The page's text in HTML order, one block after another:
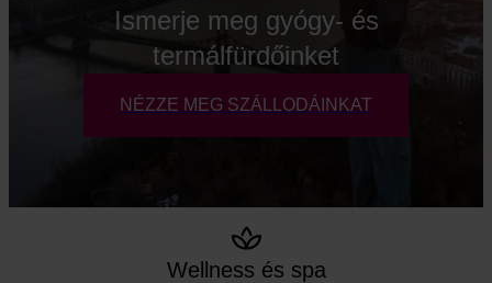
Ismerje meg gyógy- és
termálfürdőinket
NÉZZE MEG SZÁLLODÁINKAT
Wellness és spa